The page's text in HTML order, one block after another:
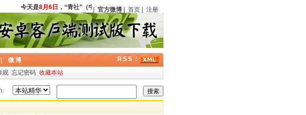
今天是8月6日， “青社”（中国）正式成立，程小青、严独鹤等在上海东亚酒楼聚餐
官方微博 首页 注册
微博
RSS：
观 忘记密码 收藏本站